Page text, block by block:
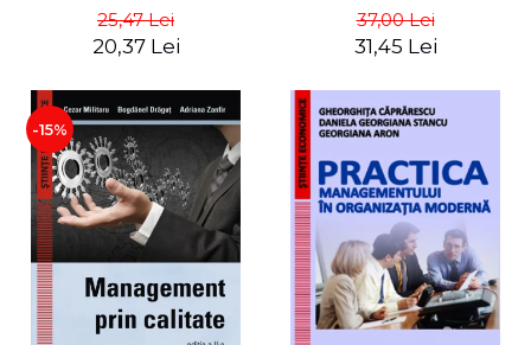
25,47 Lei
20,37 Lei
37,00 Lei
31,45 Lei
-15%